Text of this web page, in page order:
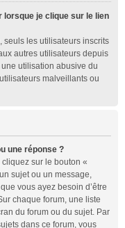
lorsque je clique sur le lien
seuls les utilisateurs inscrits
autres utilisateurs depuis
utilisation abusive du
malveillants ou
une réponse ?
sur le bouton «
sujet ou un message,
vous ayez besoin d’être
chaque forum, une liste
du forum ou du sujet. Par
dans ce forum, vous